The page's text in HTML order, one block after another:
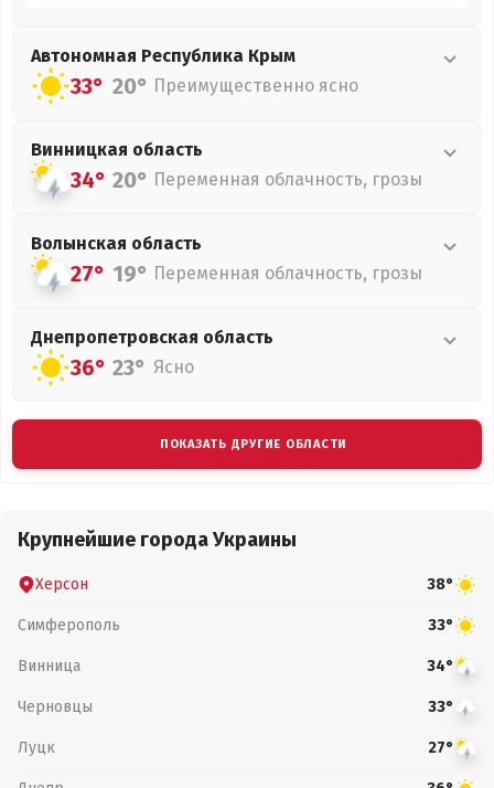
Автономная Республика Крым
33° 20° Преимущественно ясно
Винницкая область
34° 20° Переменная облачность, грозы
Волынская область
27° 19° Переменная облачность, грозы
Днепропетровская область
36° 23° Ясно
ПОКАЗАТЬ ДРУГИЕ ОБЛАСТИ
Крупнейшие города Украины
Херсон 38°
Симферополь 33°
Винница 34°
Черновцы 33°
Луцк 27°